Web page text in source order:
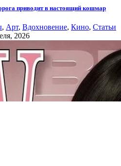
приводит в настоящий кошмар
, Арт, Вдохновение, Кино, Статьи
2026